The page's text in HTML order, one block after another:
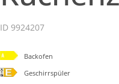
ID 9924207
Backofen
Geschirrspüler